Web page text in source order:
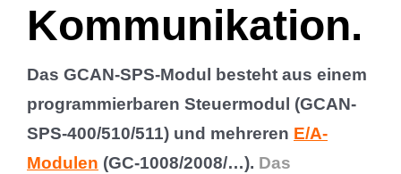
News
English
Kommunikation.
Das GCAN-SPS-Modul besteht aus einem
programmierbaren Steuermodul (GCAN-
SPS-400/510/511) und mehreren E/A-
Modulen (GC-1008/2008/…). Das